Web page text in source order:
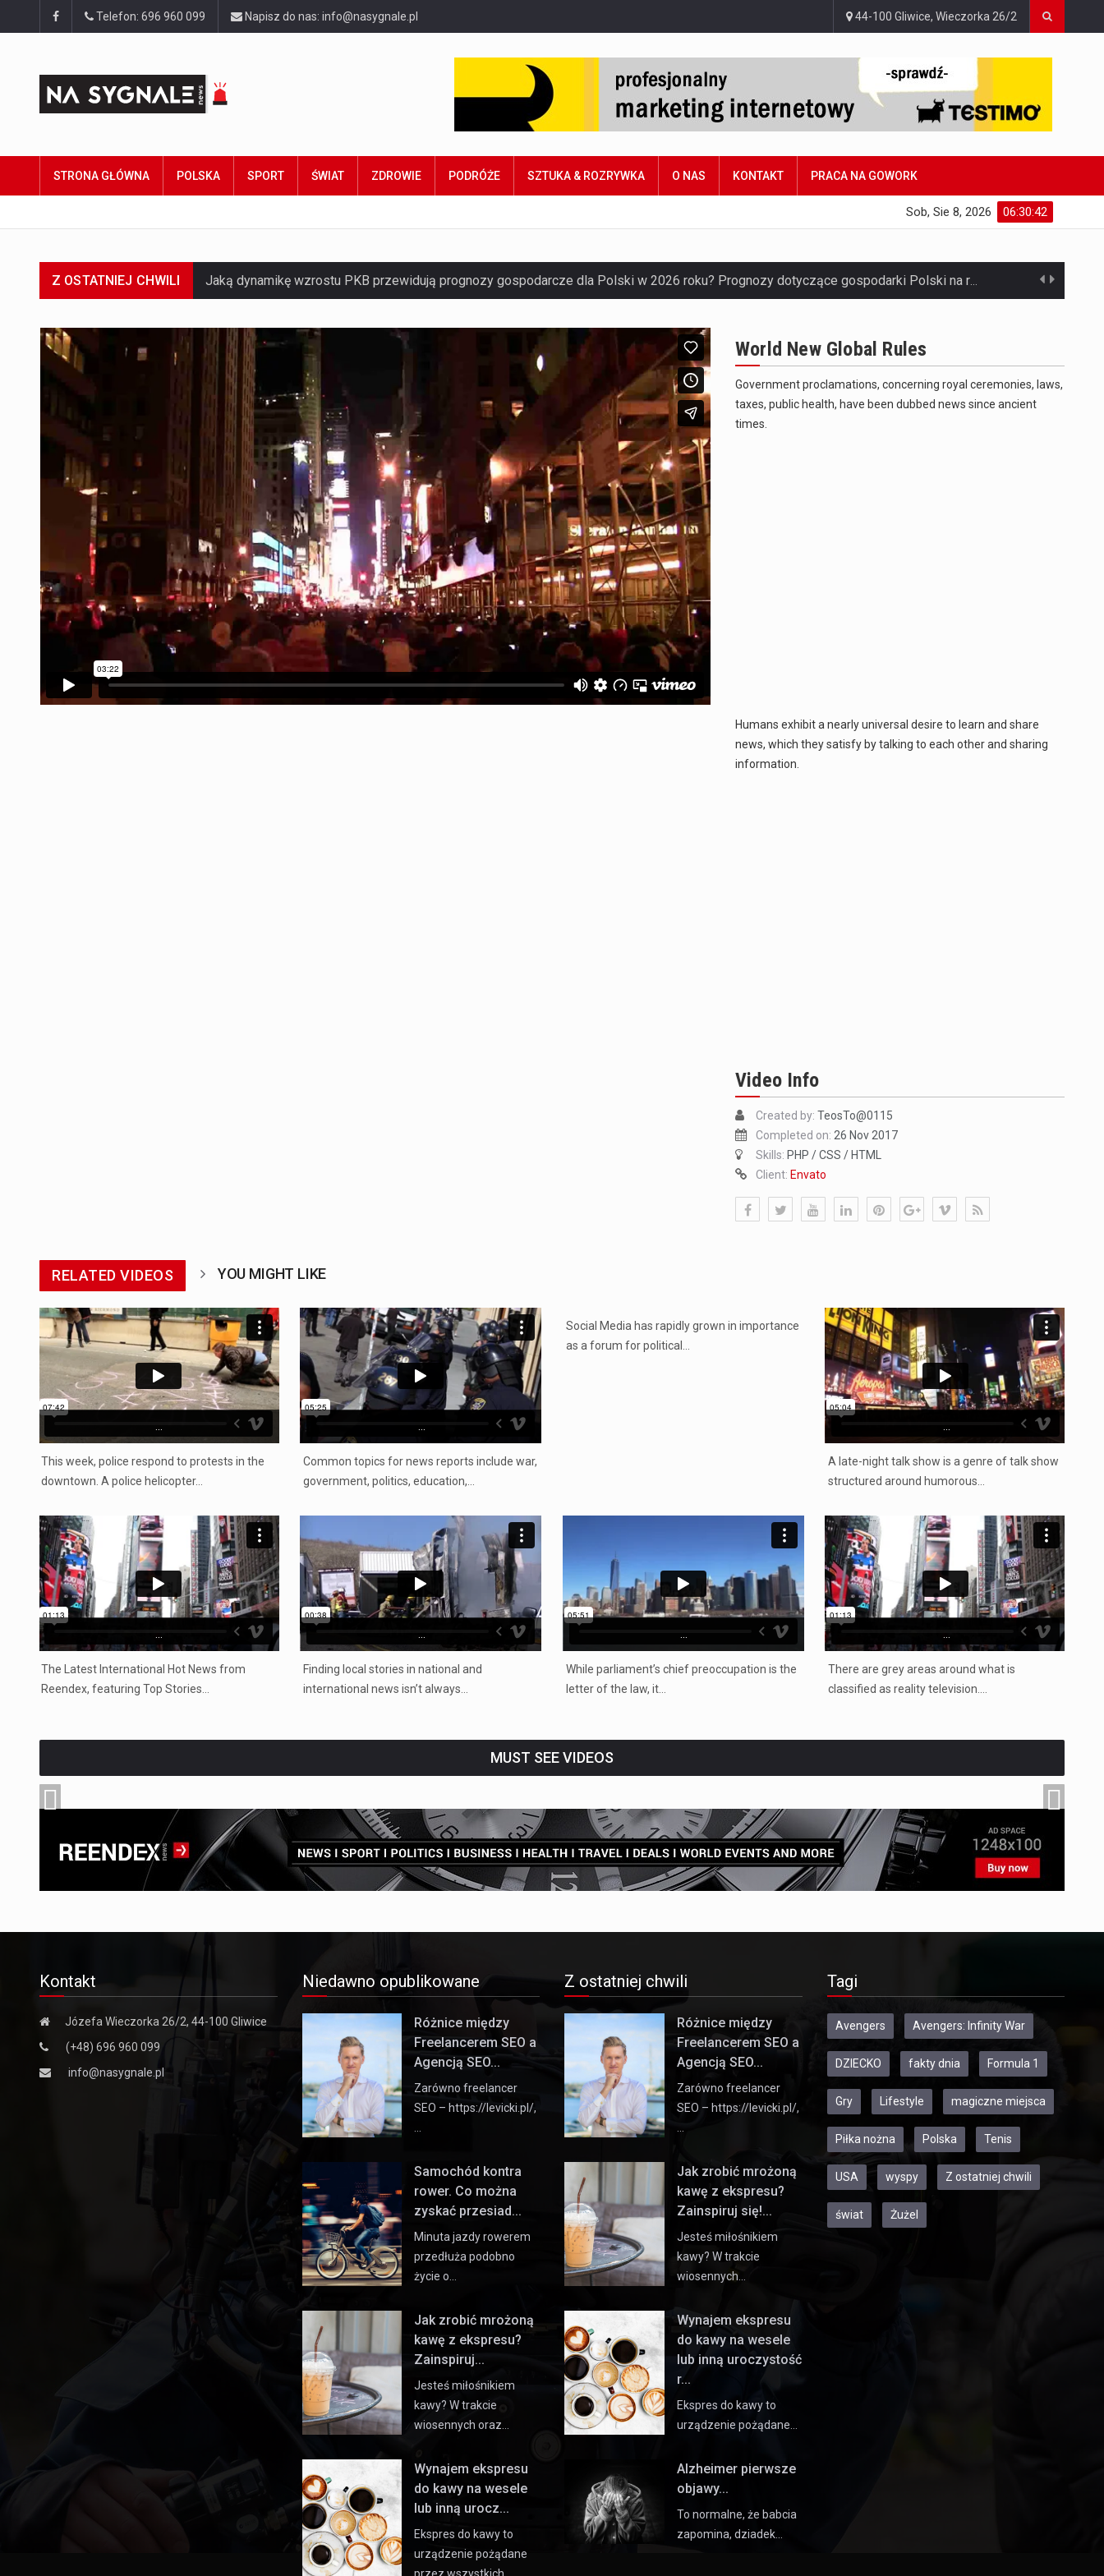
Telefon: 696 960 099 Napisz do nas: info@nasygnale.pl 44-100 Gliwice, Wieczorka 26/2
STRONA GŁÓWNA POLSKA SPORT ŚWIAT ZDROWIE PODRÓŻE SZTUKA & ROZRYWKA O NAS KONTAKT PRACA NA GOWORK
06:30:44
Sob, Sie 8, 2026
Z OSTATNIEJ CHWILI Jaką dynamikę wzrostu PKB przewidują prognozy gospodarcze dla Polski w 2026 roku? Prognozy dotyczące gospodarki Polski na rok 2026 sugerują, że Produkt Krajowy Brutto (PKB)…
World New Global Rules
Government proclamations, concerning royal ceremonies, laws,
taxes, public health, have been dubbed news since ancient
times.
Humans exhibit a nearly universal desire to learn and share
news, which they satisfy by talking to each other and sharing
information.
Video Info
Created by: TeosTo@0115
Completed on: 26 Nov 2017
Skills: PHP / CSS / HTML
Client: Envato
RELATED VIDEOS YOU MIGHT LIKE
...
This week, police respond to protests in the
downtown. A police helicopter…
...
Common topics for news reports include war,
government, politics, education,…
Social Media has rapidly grown in importance
as a forum for political…
...
A late-night talk show is a genre of talk show
structured around humorous…
...
The Latest International Hot News from
Reendex, featuring Top Stories…
...
Finding local stories in national and
international news isn’t always…
...
While parliament’s chief preoccupation is the
letter of the law, it…
...
There are grey areas around what is
classified as reality television.…
MUST SEE VIDEOS
Kontakt
Józefa Wieczorka 26/2, 44-100 Gliwice
(+48) 696 960 099
info@nasygnale.pl
Niedawno opublikowane
Różnice między
Freelancerem SEO a
Agencją SEO...
Zarówno freelancer
SEO – https://levicki.pl/,
…
Samochód kontra
rower. Co można
zyskać przesiad...
Minuta jazdy rowerem
przedłuża podobno
życie o…
Jak zrobić mrożoną
kawę z ekspresu?
Zainspiruj...
Jesteś miłośnikiem
kawy? W trakcie
wiosennych oraz…
Wynajem ekspresu
do kawy na wesele
lub inną urocz...
Ekspres do kawy to
urządzenie pożądane
Z ostatniej chwili
Różnice między
Freelancerem SEO a
Agencją SEO...
Zarówno freelancer
SEO – https://levicki.pl/,
…
Jak zrobić mrożoną
kawę z ekspresu?
Zainspiruj się!...
Jesteś miłośnikiem
kawy? W trakcie
wiosennych…
Wynajem ekspresu
do kawy na wesele
lub inną uroczystość
r...
Ekspres do kawy to
urządzenie pożądane…
Alzheimer pierwsze
objawy...
To normalne, że babcia
zapomina, dziadek…
Tagi
Avengers Avengers: Infinity War
DZIECKO fakty dnia Formula 1
Gry Lifestyle magiczne miejsca
Piłka nożna Polska Tenis
USA wyspy Z ostatniej chwili
świat Żużel